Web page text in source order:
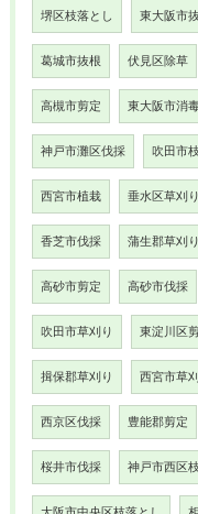
堺区枝落とし 東大阪市
葛城市抜根 伏見区除草
高槻市剪定 東大阪市消
神戸市灘区伐採 吹田市
西宮市植栽 垂水区草刈り
香芝市伐採 蒲生郡草刈り
高砂市剪定 高砂市伐採
吹田市草刈り 東淀川区
揖保郡草刈り 西宮市草
西京区伐採 豊能郡剪定
桜井市伐採 神戸市西区